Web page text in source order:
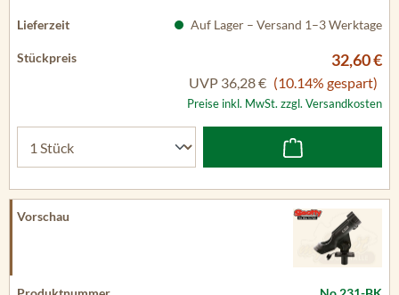
Auf Lager – Versand 1–3 Werktage
32,60 €
UVP 36,28 € (10.14% gespart)
Preise inkl. MwSt. zzgl. Versandkosten